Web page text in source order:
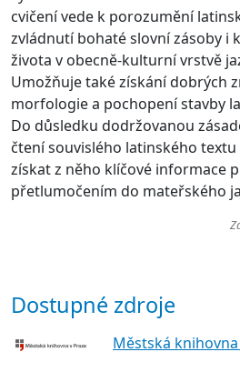
cvičení vede k porozumění
zvládnutí bohaté slovní zásoby i
života v obecně-kulturní vrstvě
Umožňuje také získání dobrých
morfologie a pochopení stavby
Do důsledku dodržovanou
čtení souvislého latinského
získat z něho klíčové informace
přetlumočením do mateřského
Dostupné zdroje
Městská